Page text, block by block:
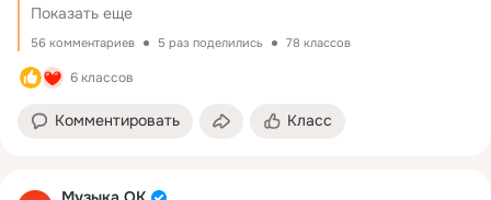
Показать еще
56 комментариев 5 раз поделились 78 классов
6 классов
Комментировать Класс